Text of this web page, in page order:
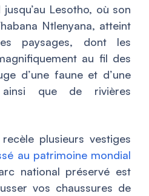
jusqu’au Lesotho, où son
Ntlenyana, atteint
paysages, dont les
au fil des
d’une faune et d’une
ainsi que de rivières
plusieurs vestiges
au patrimoine mondial
national préservé est
vos chaussures de